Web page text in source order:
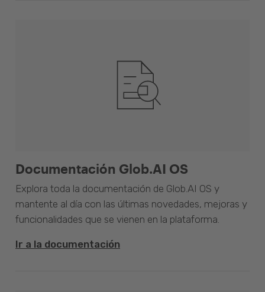
Documentación Glob.AI OS
Explora toda la documentación de Glob.AI OS y
mantente al día con las últimas novedades, mejoras y
funcionalidades que se vienen en la plataforma.
Ir a la documentación